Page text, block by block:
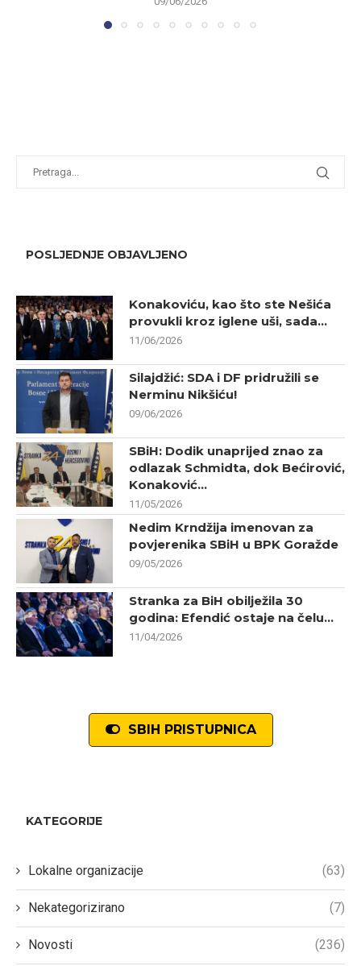
POSLJEDNJE OBJAVLJENO
Konakoviću, kao što ste Nešića
provukli kroz iglene uši, sada...
11/06/2026
Silajdžić: SDA i DF pridružili se
Nerminu Nikšiću!
09/06/2026
SBiH: Dodik unaprijed znao za
odlazak Schmidta, dok Bećirović,
Konaković...
11/05/2026
Nedim Krndžija imenovan za
povjerenika SBiH u BPK Goražde
09/05/2026
Stranka za BiH obilježila 30
godina: Efendić ostaje na čelu...
11/04/2026
SBIH PRISTUPNICA
KATEGORIJE
Lokalne organizacije (63)
Nekategorizirano (7)
Novosti (236)